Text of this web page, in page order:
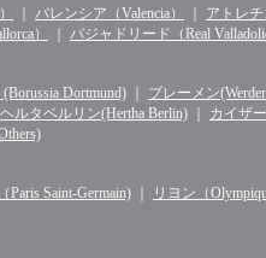
バレンシア（Valencia） アトレチ
） バジャドリード（Real
Dortmund) ブレーメン
ヘルタベルリン(Hertha Berlin) カイザ
Saint-Germain) リヨン（